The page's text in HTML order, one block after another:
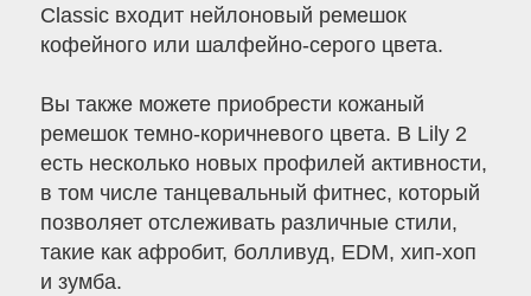
Classic входит нейлоновый ремешок
кофейного или шалфейно-серого цвета.
Вы также можете приобрести кожаный
ремешок темно-коричневого цвета. В Lily 2
есть несколько новых профилей активности,
в том числе танцевальный фитнес, который
позволяет отслеживать различные стили,
такие как афробит, болливуд, EDM, хип-хоп
и зумба.